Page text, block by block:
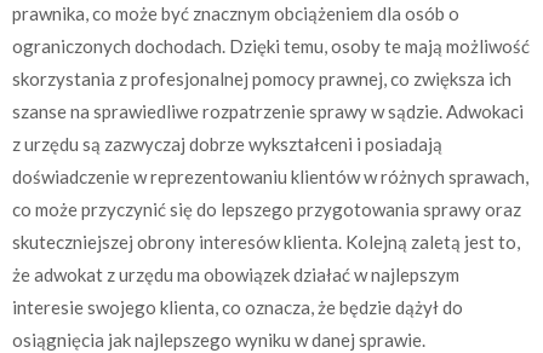
prawnika, co może być znacznym obciążeniem dla osób o
ograniczonych dochodach. Dzięki temu, osoby te mają możliwość
skorzystania z profesjonalnej pomocy prawnej, co zwiększa ich
szanse na sprawiedliwe rozpatrzenie sprawy w sądzie. Adwokaci
z urzędu są zazwyczaj dobrze wykształceni i posiadają
doświadczenie w reprezentowaniu klientów w różnych sprawach,
co może przyczynić się do lepszego przygotowania sprawy oraz
skuteczniejszej obrony interesów klienta. Kolejną zaletą jest to,
że adwokat z urzędu ma obowiązek działać w najlepszym
interesie swojego klienta, co oznacza, że będzie dążył do
osiągnięcia jak najlepszego wyniku w danej sprawie.